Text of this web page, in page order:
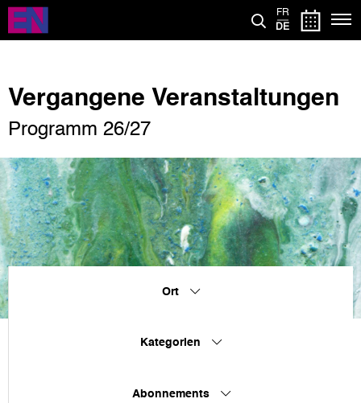
Direkt
zum
Inhalt
FR
DE
Vergangene Veranstaltungen
Programm 26/27
Ort
Kategorien
Abonnements